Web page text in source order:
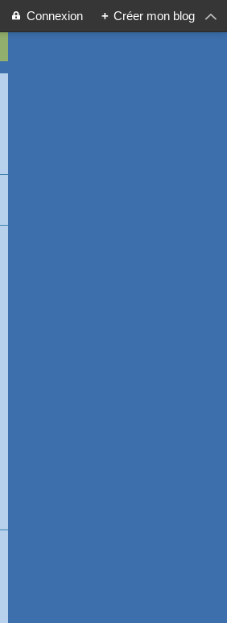
Connexion + Créer mon blog